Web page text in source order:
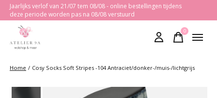
Jaarlijks verlof van 21/07 tem 08/08 - online bestellingen tijdens
deze periode worden pas na 08/08 verstuurd
0items
Home / Cosy Socks Soft Stripes -104 Antraciet/donker-/muis-/lichtgrijs
Slideshow Items